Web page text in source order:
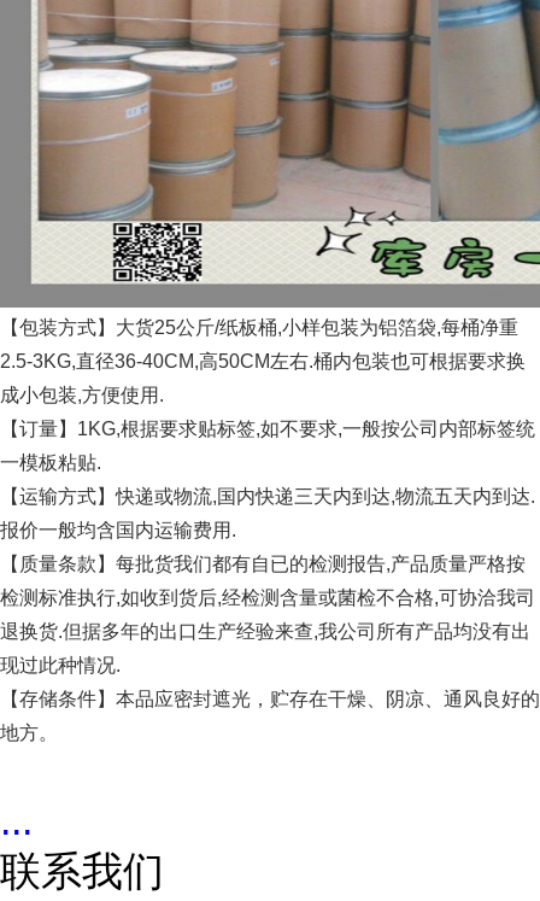
【包装方式】大货25公斤/纸板桶,小样包装为铝箔袋,每桶净重
2.5-3KG,直径36-40CM,高50CM左右.桶内包装也可根据要求换
成小包装,方便使用.
【订量】1KG,根据要求贴标签,如不要求,一般按公司内部标签统
一模板粘贴.
【运输方式】快递或物流,国内快递三天内到达,物流五天内到达.
报价一般均含国内运输费用.
【质量条款】每批货我们都有自已的检测报告,产品质量严格按
检测标准执行,如收到货后,经检测含量或菌检不合格,可协洽我司
退换货.但据多年的出口生产经验来查,我公司所有产品均没有出
现过此种情况.
【存储条件】本品应密封遮光，贮存在干燥、阴凉、通风良好的
地方。
...
联系我们